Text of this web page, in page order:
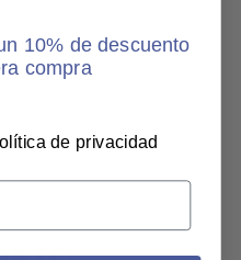
10% de descuento
compra
de privacidad